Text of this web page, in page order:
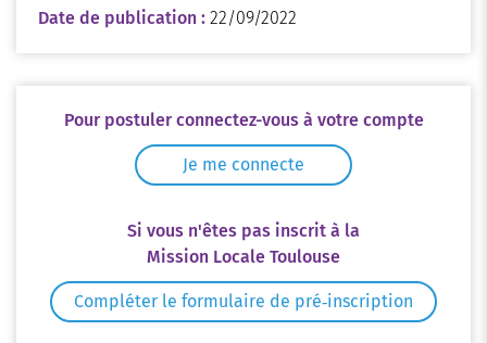
Date de publication : 22/09/2022
Pour postuler connectez-vous à votre compte
Je me connecte
Si vous n'êtes pas inscrit à la
Mission Locale Toulouse
Compléter le formulaire de pré‑inscription